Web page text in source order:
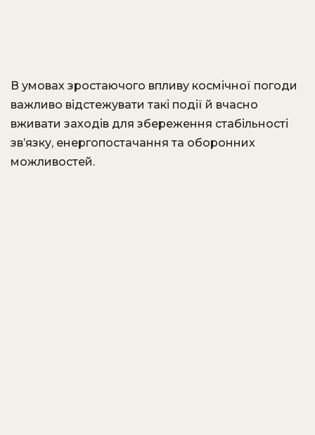
В умовах зростаючого впливу космічної погоди
важливо відстежувати такі події й вчасно
вживати заходів для збереження стабільності
зв’язку, енергопостачання та оборонних
можливостей.